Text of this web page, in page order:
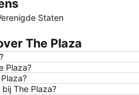
Luchthaven Newark
New York City Marathon
Manhattan Cruise Terminal
Greenwich Village
Pennsylvania Station
Fifth Avenue
Staten
The Plaza
Plaza?
The Plaza?